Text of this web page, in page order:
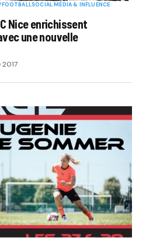
FOOTBALLSOCIAL MÉDIA & INFLUENCE
Nice enrichissent
une nouvelle